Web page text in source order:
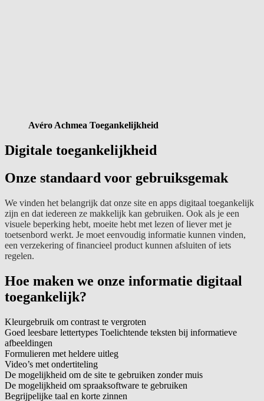
Avéro Achmea ­Toegankelijkheid
Digitale toegankelijkheid
Onze standaard voor gebruiksgemak
We vinden het belangrijk dat onze site en apps digitaal toegankelijk
zijn en dat iedereen ze makkelijk kan gebruiken. Ook als je een
visuele beperking hebt, moeite hebt met lezen of liever met je
toetsenbord werkt. Je moet eenvoudig informatie kunnen vinden,
een verzekering of financieel product kunnen afsluiten of iets
regelen.
Hoe maken we onze informatie digitaal
toegankelijk?
Kleurgebruik om contrast te vergroten
Goed leesbare lettertypes Toelichtende teksten bij informatieve
afbeeldingen
Formulieren met heldere uitleg
Video’s met ondertiteling
De mogelijkheid om de site te gebruiken zonder muis
De mogelijkheid om spraaksoftware te gebruiken
Begrijpelijke taal en korte zinnen